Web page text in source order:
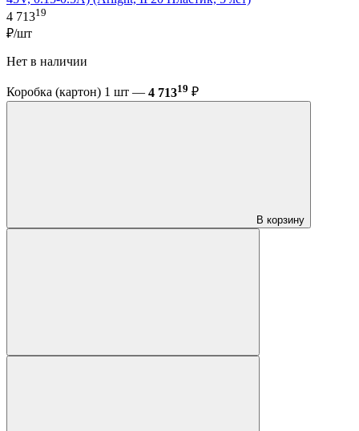
4 71319
₽/шт
Нет в наличии
Коробка (картон) 1 шт — 4 71319 ₽
В корзину